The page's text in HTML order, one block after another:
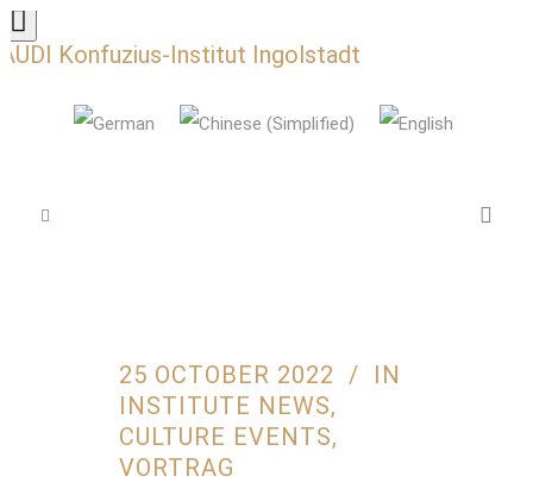
AUDI Konfuzius-Institut Ingolstadt
25 OCTOBER 2022
IN
INSTITUTE NEWS,
CULTURE EVENTS,
VORTRAG